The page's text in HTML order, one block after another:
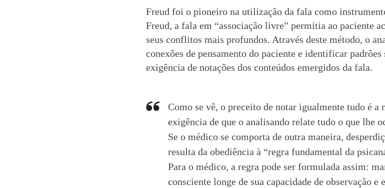
Freud foi o pioneiro na utilização da fala como
Freud, a fala em “associação livre” permitia ao paciente
seus conflitos mais profundos. Através deste método, o
conexões de pensamento do paciente e identificar
exigência de notações dos conteúdos emergidos da fala.
Como se vê, o preceito de notar igualmente tudo é a
exigência de que o analisando relate tudo o que lhe
Se o médico se comporta de outra maneira,
resulta da obediência à “regra fundamental da
Para o médico, a regra pode ser formulada assim:
consciente longe de sua capacidade de observação e